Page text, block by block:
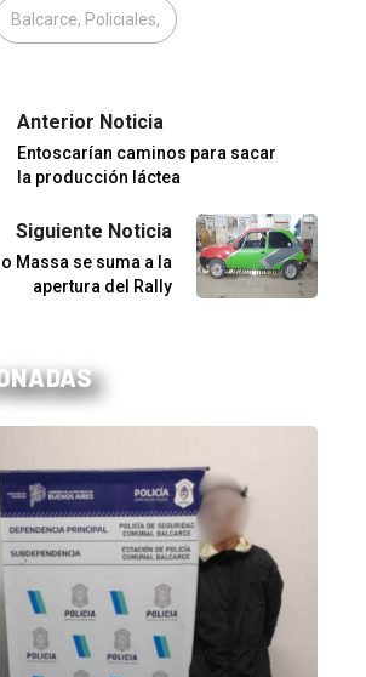
Balcarce, Policiales,
Anterior Noticia
Entoscarían caminos para sacar
la producción láctea
Siguiente Noticia
Massa se suma a la
apertura del Rally